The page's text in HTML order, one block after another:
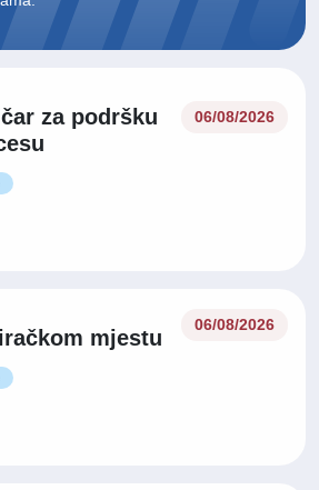
za podršku
06/08/2026
mjestu
06/08/2026